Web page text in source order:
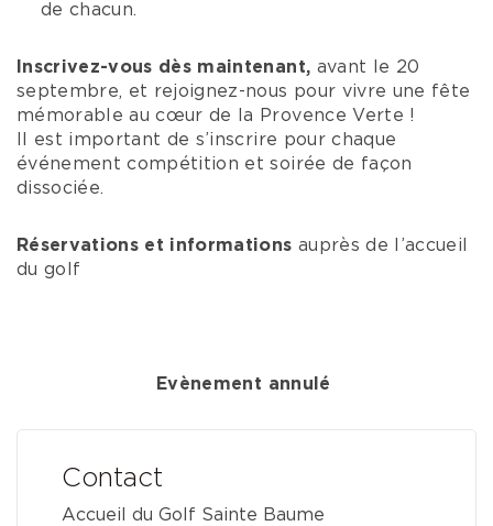
de chacun.
Inscrivez-vous dès maintenant, avant le 20
septembre, et rejoignez-nous pour vivre une fête
mémorable au cœur de la Provence Verte !
Il est important de s’inscrire pour chaque
événement compétition et soirée de façon
dissociée.
Réservations et informations auprès de l’accueil
du golf
Evènement annulé
Contact
Accueil du Golf Sainte Baume